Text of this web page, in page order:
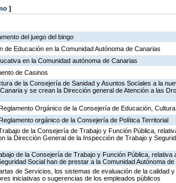
]
del juego del bingo
Educación en la Comunidad Autónoma de Canarias
en la Comunidad autónoma de Canarias
de Casinos
de la Consejería de Sanidad y Asuntos Sociales a la
y se crean la Dirección general de Atención a las
Orgánico de la Consejería de Educación,
orgánico de la Consejería de Política Territorial
de la Consejería de Trabajo y Función Pública,
la Dirección General de la Inspección de Trabajo y
de la Consejería de Trabajo y Función Pública, relativa
Social han de prestar a la Comunidad Autónoma de
de Servicios, los sistemas de evaluación de la calidad
iniciativas o sugerencias de los empleados públicos